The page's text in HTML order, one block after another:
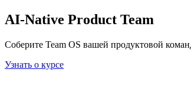
AI-Native Product Team
Соберите Team OS вашей продуктовой
Узнать о курсе